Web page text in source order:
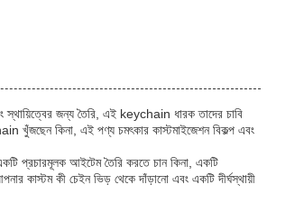
স্থায়িত্বের জন্য তৈরি, এই keychain ধারক তাদের চাবি
খুঁজছেন কিনা, এই পণ্য চমৎকার কাস্টমাইজেশন বিকল্প এবং
প্রচারমূলক আইটেম তৈরি করতে চান কিনা, একটি
কাস্টম কী চেইন ভিড় থেকে দাঁড়ানো এবং একটি দীর্ঘস্থায়ী